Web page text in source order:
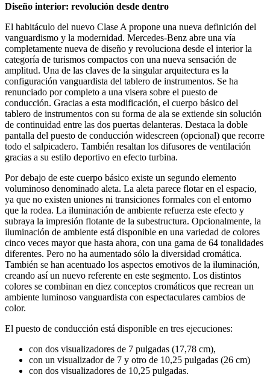
Diseño interior: revolución desde dentro
El habitáculo del nuevo Clase A propone una nueva definición del
vanguardismo y la modernidad. Mercedes-Benz abre una vía
completamente nueva de diseño y revoluciona desde el interior la
categoría de turismos compactos con una nueva sensación de
amplitud. Una de las claves de la singular arquitectura es la
configuración vanguardista del tablero de instrumentos. Se ha
renunciado por completo a una visera sobre el puesto de
conducción. Gracias a esta modificación, el cuerpo básico del
tablero de instrumentos con su forma de ala se extiende sin solución
de continuidad entre las dos puertas delanteras. Destaca la doble
pantalla del puesto de conducción widescreen (opcional) que recorre
todo el salpicadero. También resaltan los difusores de ventilación
gracias a su estilo deportivo en efecto turbina.
Por debajo de este cuerpo básico existe un segundo elemento
voluminoso denominado aleta. La aleta parece flotar en el espacio,
ya que no existen uniones ni transiciones formales con el entorno
que la rodea. La iluminación de ambiente refuerza este efecto y
subraya la impresión flotante de la subestructura. Opcionalmente, la
iluminación de ambiente está disponible en una variedad de colores
cinco veces mayor que hasta ahora, con una gama de 64 tonalidades
diferentes. Pero no ha aumentado sólo la diversidad cromática.
También se han acentuado los aspectos emotivos de la iluminación,
creando así un nuevo referente en este segmento. Los distintos
colores se combinan en diez conceptos cromáticos que recrean un
ambiente luminoso vanguardista con espectaculares cambios de
color.
El puesto de conducción está disponible en tres ejecuciones:
con dos visualizadores de 7 pulgadas (17,78 cm),
con un visualizador de 7 y otro de 10,25 pulgadas (26 cm)
con dos visualizadores de 10,25 pulgadas.